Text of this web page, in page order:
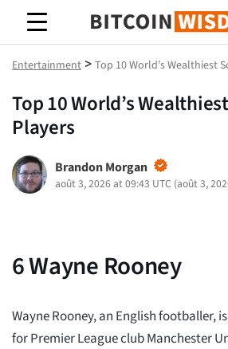
Bitcoin Sagesse
Entertainment > Top 10 World’s Wealthiest
Top 10 World’s
Players
Brandon Morgan
août 3, 2026 at 09:43 UTC (août 3,
6Wayne Rooney
Wayne Rooney, an English footballer,
for Premier League club Manchester